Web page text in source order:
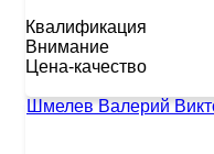
Квалификация
Внимание
Цена-качество
Шмелев Валерий